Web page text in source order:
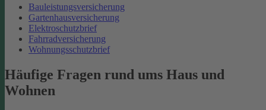
Bauleistungsversicherung
Gartenhausversicherung
Elektroschutzbrief
Fahrradversicherung
Wohnungsschutzbrief
Häufige Fragen rund ums Haus und
Wohnen